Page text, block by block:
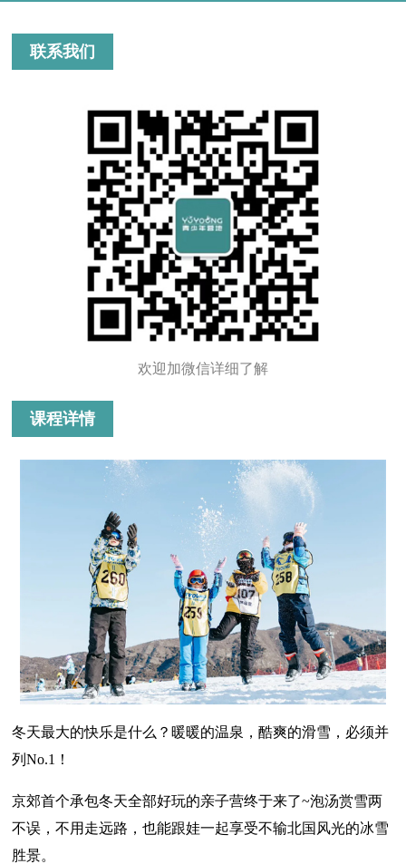
联系我们
欢迎加微信详细了解
课程详情
冬天最大的快乐是什么？暖暖的温泉，酷爽的滑雪，必须并
列No.1！
京郊首个承包冬天全部好玩的亲子营终于来了~泡汤赏雪两
不误，不用走远路，也能跟娃一起享受不输北国风光的冰雪
胜景。